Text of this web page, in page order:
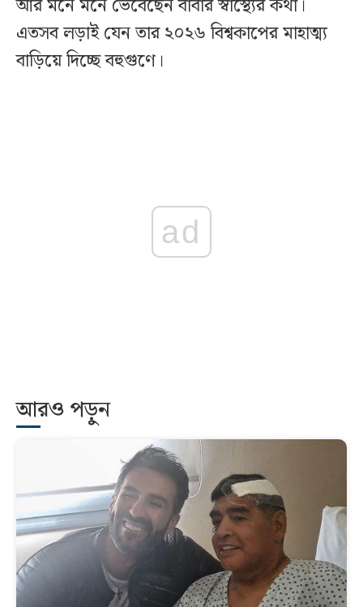
আর মনে মনে ভেবেছেন বাবার স্বাস্থ্যের কথা।
এতসব লড়াই যেন তার ২০২৬ বিশ্বকাপের মাহাত্ম্য
বাড়িয়ে দিচ্ছে বহুগুণে।
ad
আরও পড়ুন